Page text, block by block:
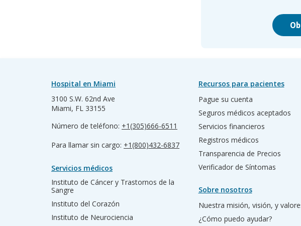
Hospital en Miami
3100 S.W. 62nd Ave
Miami, FL 33155
Número de teléfono: +1(305)666-6511
Para llamar sin cargo: +1(800)432-6837
Servicios médicos
Instituto de Cáncer y Trastornos de la
Sangre
Instituto del Corazón
Instituto de Neurociencia
Recursos para pacientes
Pague su cuenta
Seguros médicos aceptados
Servicios financieros
Registros médicos
Transparencia de Precios
Verificador de Síntomas
Sobre nosotros
Nuestra misión, visión, y
¿Cómo puedo ayudar?